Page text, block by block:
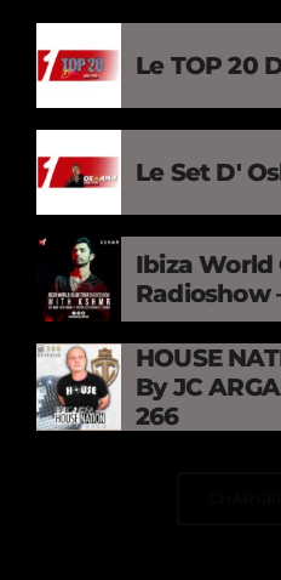
Le TOP 20
Le Set D'
Ibiza World
Radioshow
HOUSE
By JC
266